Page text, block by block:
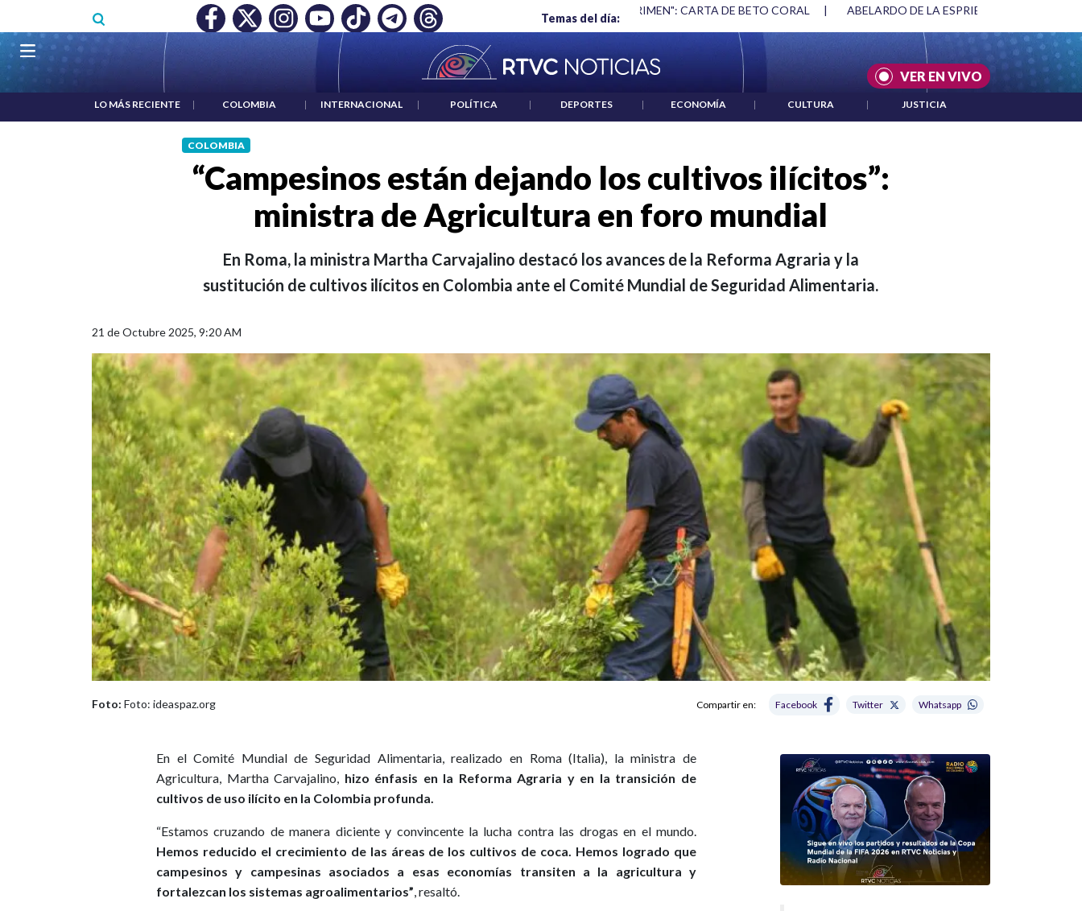
Temas del día:
MÍNIMO NO DESTRUYÓ EMPLEO: JP MORGAN | "HABLAR NO ES UN CRIMEN": CARTA DE BETO CORAL ABELARDO DE LA ESPRIELLA Y DMG | ACUERDOS ENTRE ESTADOS UNIDOS E
VER EN VIVO
Navegación principal
LO MÁS RECIENTE | COLOMBIA | INTERNACIONAL | POLÍTICA | DEPORTES | ECONOMÍA | CULTURA | JUSTICIA
COLOMBIA
“Campesinos están dejando los cultivos ilícitos”:
ministra de Agricultura en foro mundial
En Roma, la ministra Martha Carvajalino destacó los avances de la Reforma Agraria y la
sustitución de cultivos ilícitos en Colombia ante el Comité Mundial de Seguridad Alimentaria.
21 de Octubre 2025, 9:20 AM
Foto: Foto: ideaspaz.org Compartir en: Facebook Twitter Whatsapp
En el Comité Mundial de Seguridad Alimentaria, realizado en Roma (Italia), la ministra de
Agricultura, Martha Carvajalino, hizo énfasis en la Reforma Agraria y en la transición de
cultivos de uso ilícito en la Colombia profunda.
“Estamos cruzando de manera diciente y convincente la lucha contra las drogas en el mundo.
Hemos reducido el crecimiento de las áreas de los cultivos de coca. Hemos logrado que
campesinos y campesinas asociados a esas economías transiten a la agricultura y
fortalezcan los sistemas agroalimentarios”, resaltó.